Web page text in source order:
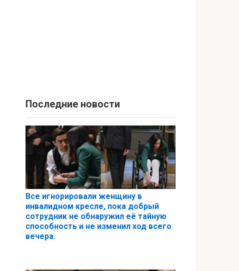
Последние новости
Все игнорировали женщину в
инвалидном кресле, пока добрый
сотрудник не обнаружил её тайную
способность и не изменил ход всего
вечера.